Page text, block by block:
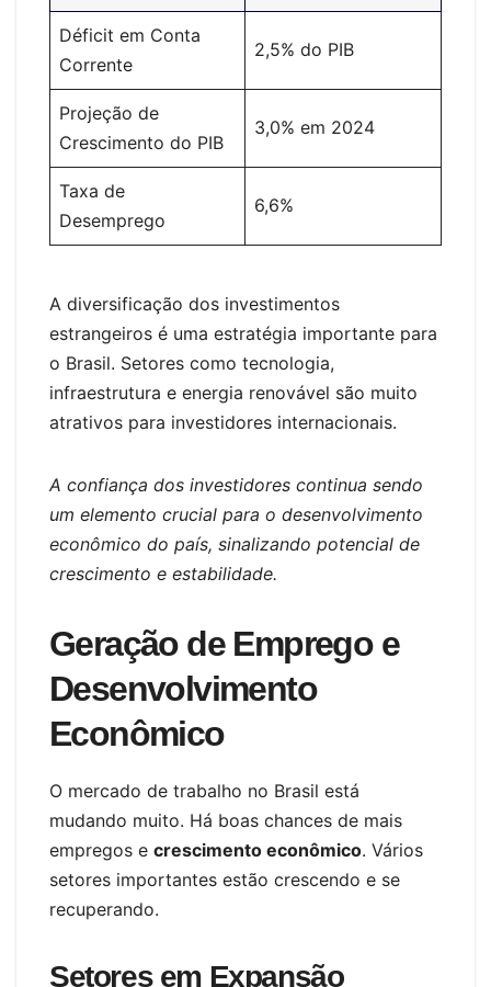
Déficit em Conta
Corrente
2,5% do PIB
Projeção de
Crescimento do PIB
3,0% em 2024
Taxa de
Desemprego
6,6%
A diversificação dos investimentos
estrangeiros é uma estratégia importante para
o Brasil. Setores como tecnologia,
infraestrutura e energia renovável são muito
atrativos para investidores internacionais.
A confiança dos investidores continua sendo
um elemento crucial para o desenvolvimento
econômico do país, sinalizando potencial de
crescimento e estabilidade.
Geração de Emprego e
Desenvolvimento
Econômico
O mercado de trabalho no Brasil está
mudando muito. Há boas chances de mais
empregos e crescimento econômico. Vários
setores importantes estão crescendo e se
recuperando.
Setores em Expansão